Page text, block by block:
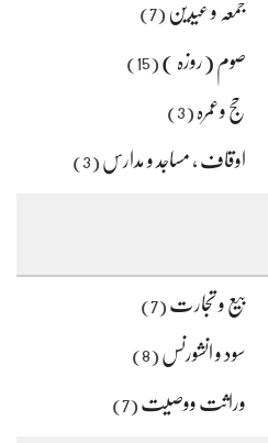
جمعہ و عیدین (7)
صوم (روزہ ) (15)
حج وعمرہ (3)
اوقاف ، مساجد و مدارس (3)
بیع و تجارت (7)
سود و انشورنس (8)
وراثت ووصیت (7)